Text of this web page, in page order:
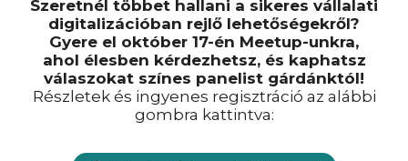
Szeretnél többet hallani a sikeres vállalati
digitalizációban rejlő lehetőségekről?
Gyere el október 17-én Meetup-unkra,
ahol élesben kérdezhetsz, és kaphatsz
válaszokat színes panelist gárdánktól!
Részletek és ingyenes regisztráció az alábbi
gombra kattintva: